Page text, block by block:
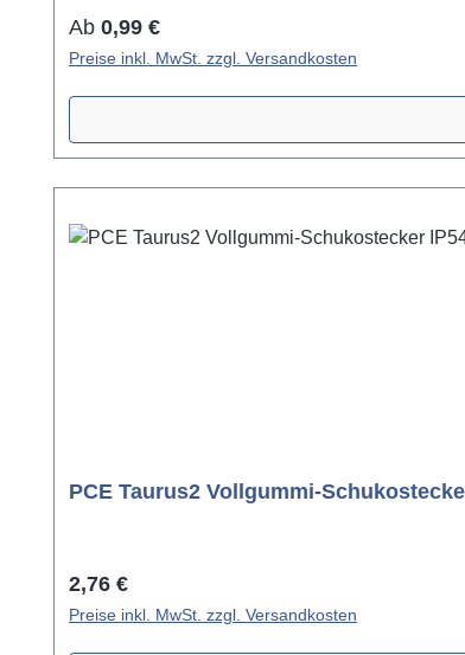
Regulärer Preis:
Ab 0,99 €
Preise inkl. MwSt. zzgl. Versandkosten
PCE Taurus2 Vollgummi-
Regulärer Preis:
2,76 €
Preise inkl. MwSt. zzgl. Versandkosten